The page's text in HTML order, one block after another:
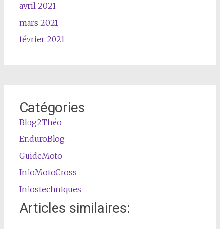
avril 2021
mars 2021
février 2021
Catégories
Blog2Théo
EnduroBlog
GuideMoto
InfoMotoCross
Infostechniques
Articles similaires: